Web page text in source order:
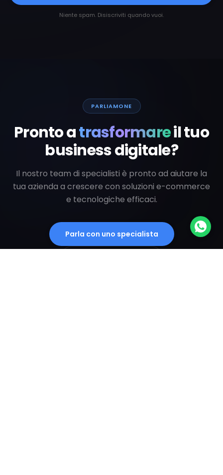
Niente spam. Disiscriviti quando vuoi.
PARLIAMONE
Pronto atrasformareil tuo
business digitale?
Il nostro team di specialisti è pronto ad aiutare la
tua azienda a crescere con soluzioni e-commerce
e tecnologiche efficaci.
Parla con uno specialista